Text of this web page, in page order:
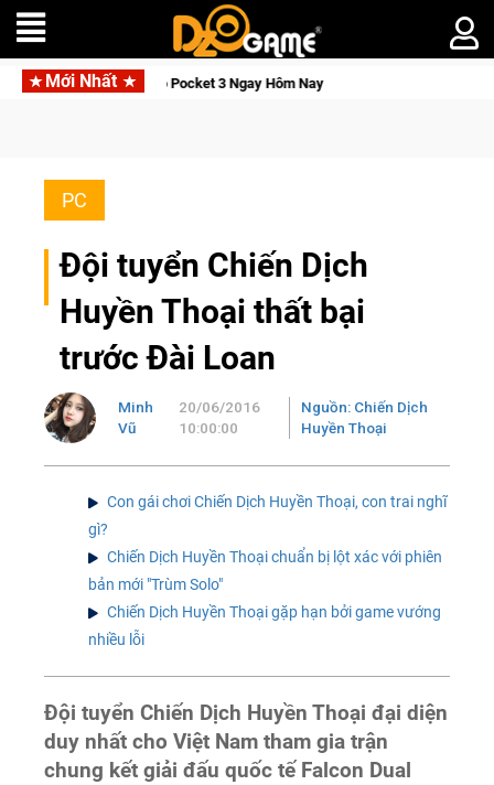
Mới Nhất
3 Ngay Hôm Nay Lineage W – Quyền lực và tài phú
PC
Đội tuyển Chiến Dịch
Huyền Thoại thất bại
trước Đài Loan
Minh
Vũ
20/06/2016
10:00:00
Nguồn: Chiến Dịch
Huyền Thoại
Con gái chơi Chiến Dịch Huyền Thoại, con trai nghĩ
gì?
Chiến Dịch Huyền Thoại chuẩn bị lột xác với phiên
bản mới "Trùm Solo"
Chiến Dịch Huyền Thoại gặp hạn bởi game vướng
nhiều lỗi
Đội tuyển Chiến Dịch Huyền Thoại đại diện
duy nhất cho Việt Nam tham gia trận
chung kết giải đấu quốc tế Falcon Dual